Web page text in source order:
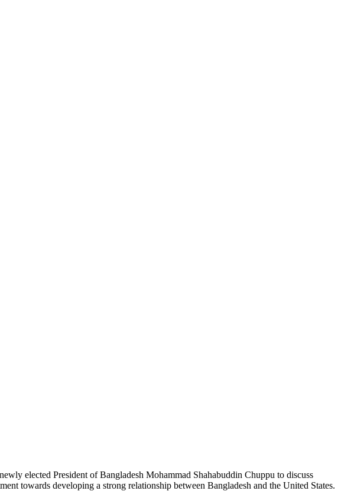
elected President of Bangladesh Mohammad Shahabuddin Chuppu to discuss
towards developing a strong relationship between Bangladesh and the United States.